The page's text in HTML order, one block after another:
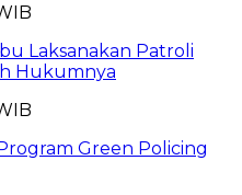
Laksanakan Patroli
Hukumnya
Green Policing